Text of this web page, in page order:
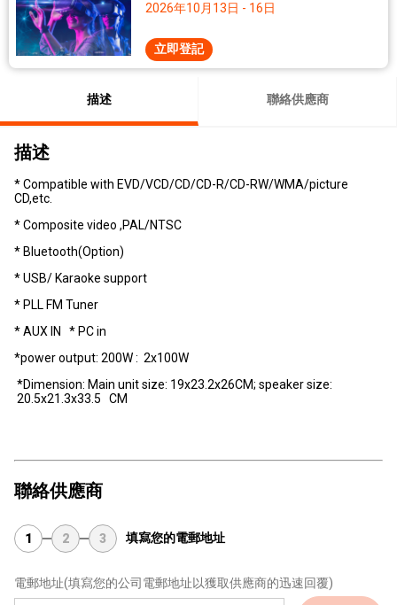
2026年10月13日 - 16日
立即登記
描述 聯絡供應商
描述
* Compatible with EVD/VCD/CD/CD-R/CD-RW/WMA/picture
CD,etc.
* Composite video ,PAL/NTSC
* Bluetooth(Option)
* USB/ Karaoke support
* PLL FM Tuner
* AUX IN * PC in
*power output: 200W : 2x100W
*Dimension: Main unit size: 19x23.2x26CM; speaker size:
20.5x21.3x33.5 CM
聯絡供應商
1 2 3 填寫您的電郵地址
電郵地址(填寫您的公司電郵地址以獲取供應商的迅速回覆)